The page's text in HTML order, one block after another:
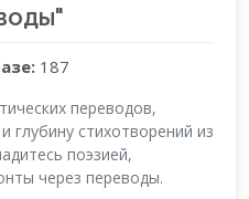
187
переводов,
глубину стихотворений из
поэзией,
через переводы.